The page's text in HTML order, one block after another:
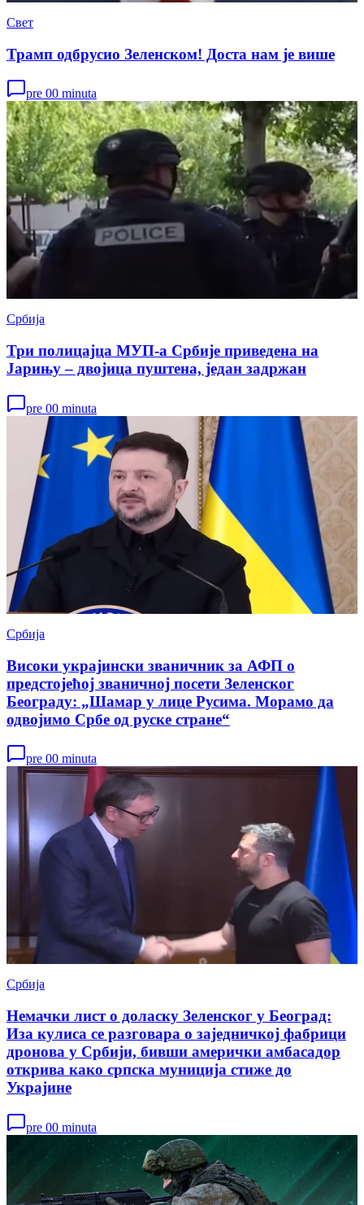
Свет
Трамп одбрусио Зеленском! Доста нам је више
pre 00 minuta
Србија
Три полицајца МУП-а Србије приведена на
Јарињу – двојица пуштена, један задржан
pre 00 minuta
Србија
Високи украјински званичник за АФП о
предстојећој званичној посети Зеленског
Београду: „Шамар у лице Русима. Морамо да
одвојимо Србе од руске стране“
pre 00 minuta
Србија
Немачки лист о доласку Зеленског у Београд:
Иза кулиса се разговара о заједничкој фабрици
дронова у Србији, бивши амерички амбасадор
открива како српска муниција стиже до
Украјине
pre 00 minuta